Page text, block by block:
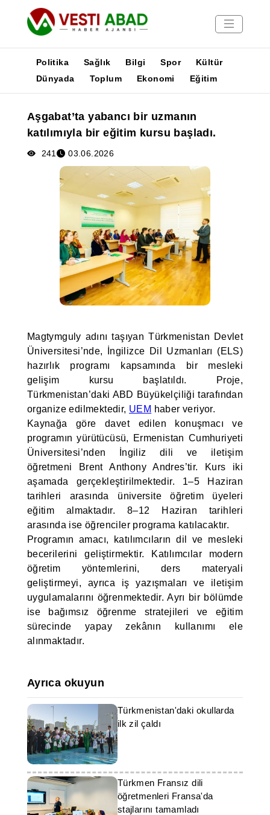
Yayınlar
Medya
Poster
Politika Sağlık Bilgi Spor
Kültür
Dünyada
Toplum Ekonomi Eğitim
Aşgabat’ta yabancı bir uzmanın
katılımıyla bir eğitim kursu başladı.
241 03.06.2026
Magtymguly adını taşıyan Türkmenistan Devlet
Üniversitesi’nde, İngilizce Dil Uzmanları (ELS)
hazırlık programı kapsamında bir mesleki
gelişim kursu başlatıldı. Proje,
Türkmenistan’daki ABD Büyükelçiliği tarafından
organize edilmektedir, UEM haber veriyor.
Kaynağa göre davet edilen konuşmacı ve
programın yürütücüsü, Ermenistan Cumhuriyeti
Üniversitesi’nden İngiliz dili ve iletişim
öğretmeni Brent Anthony Andres’tir. Kurs iki
aşamada gerçekleştirilmektedir. 1–5 Haziran
tarihleri arasında üniversite öğretim üyeleri
eğitim almaktadır. 8–12 Haziran tarihleri
arasında ise öğrenciler programa katılacaktır.
Programın amacı, katılımcıların dil ve mesleki
becerilerini geliştirmektir. Katılımcılar modern
öğretim yöntemlerini, ders materyali
geliştirmeyi, ayrıca iş yazışmaları ve iletişim
uygulamalarını öğrenmektedir. Ayrı bir bölümde
ise bağımsız öğrenme stratejileri ve eğitim
sürecinde yapay zekânın kullanımı ele
alınmaktadır.
Ayrıca okuyun
Türkmenistan'daki okullarda
ilk zil çaldı
Türkmen Fransız dili
öğretmenleri Fransa'da
stajlarını tamamladı